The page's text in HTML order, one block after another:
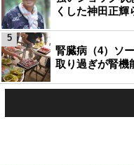
くした神田正輝
腎臓病（4）ソ
取り過ぎが腎機
5